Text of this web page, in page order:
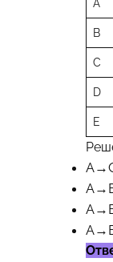
A
B
C
D
E